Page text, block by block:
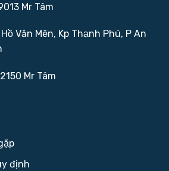
Mr Tâm
Văn Mên, Kp Thạnh Phú, P An
Mr Tâm
định